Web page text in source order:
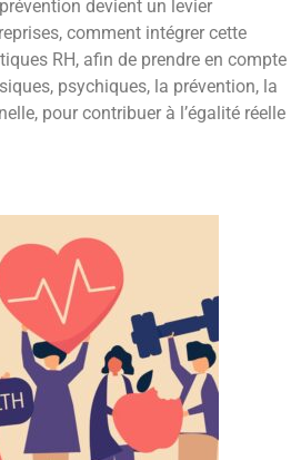
devient un levier
comment intégrer cette
RH, afin de prendre en compte
psychiques, la prévention, la
pour contribuer à l’égalité réelle